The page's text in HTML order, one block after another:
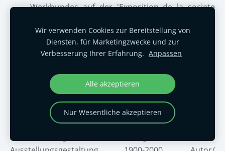
Werkbundes auf der 'Exposition de la societe
Dylaby (Dynamisches Labyrinth), Stedelijk
Museum Amsterdam, 1962
‚Entartete Kunst’ München 1937:
Diffamierung der modernen Kunst durch den
Nationalsozialismus
Gestaltung höherer Ordnung: Die Ausstellung ‚Die
gute Form’ 1949 in Basel
Alle 5 genannten Beiträge in:
Neue
Wir verwenden Cookies zur Bereitstellung von
Diensten, für Marketingzwecke und zur
Verbesserung Ihrer Erfahrung. Anpassen
Alle akzeptieren
Nur Wesentliche akzeptieren